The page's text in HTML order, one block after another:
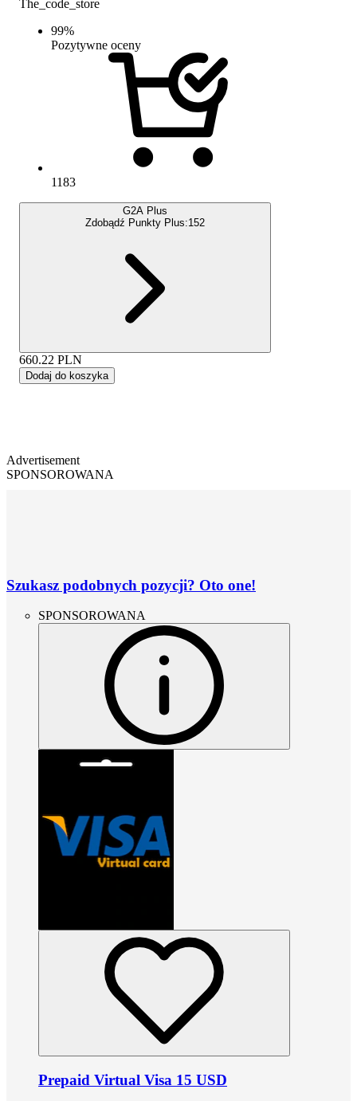
The_code_store
99%
Pozytywne oceny
1183
G2A Plus
Zdobądź Punkty Plus:152
660.22 PLN
Dodaj do koszyka
Advertisement
SPONSOROWANA
Szukasz podobnych pozycji? Oto one!
SPONSOROWANA
Prepaid Virtual Visa 15 USD